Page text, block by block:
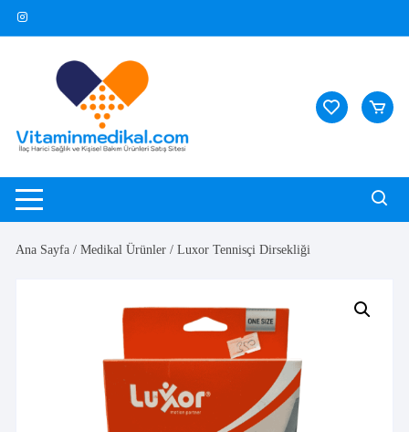
Skip
Ana Sayfa /Medikal Ürünler / Luxor Tennisçi Dirsekliği